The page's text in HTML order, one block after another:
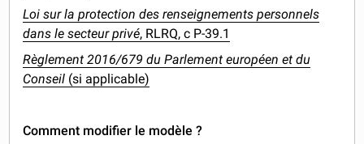
Loi sur la protection des renseignements personnels
dans le secteur privé, RLRQ, c P-39.1
Règlement 2016/679 du Parlement européen et du
Conseil (si applicable)
Comment modifier le modèle ?